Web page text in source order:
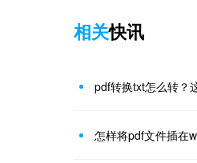
相关快讯
pdf转换txt怎么转？
怎样将pdf文件插在